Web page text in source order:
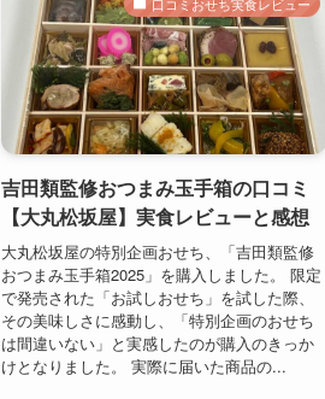
吉田類監修おつまみ玉手箱の口コミ
【大丸松坂屋】実食レビューと感想
大丸松坂屋の特別企画おせち、「吉田類監修
おつまみ玉手箱2025」を購入しました。 限定
で発売された「お試しおせち」を試した際、
その美味しさに感動し、「特別企画のおせち
は間違いない」と実感したのが購入のきっか
けとなりました。 実際に届いた商品の...